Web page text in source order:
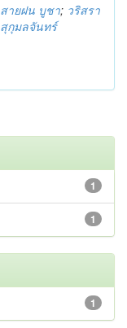
สายฝน บูชา; วริสรา
สุกุมลจันทร์
1
1
1